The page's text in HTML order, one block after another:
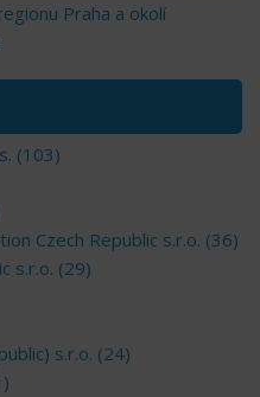
Praha a okolí
(103)
Czech Republic s.r.o. (36)
s.r.o. (29)
s.r.o. (24)